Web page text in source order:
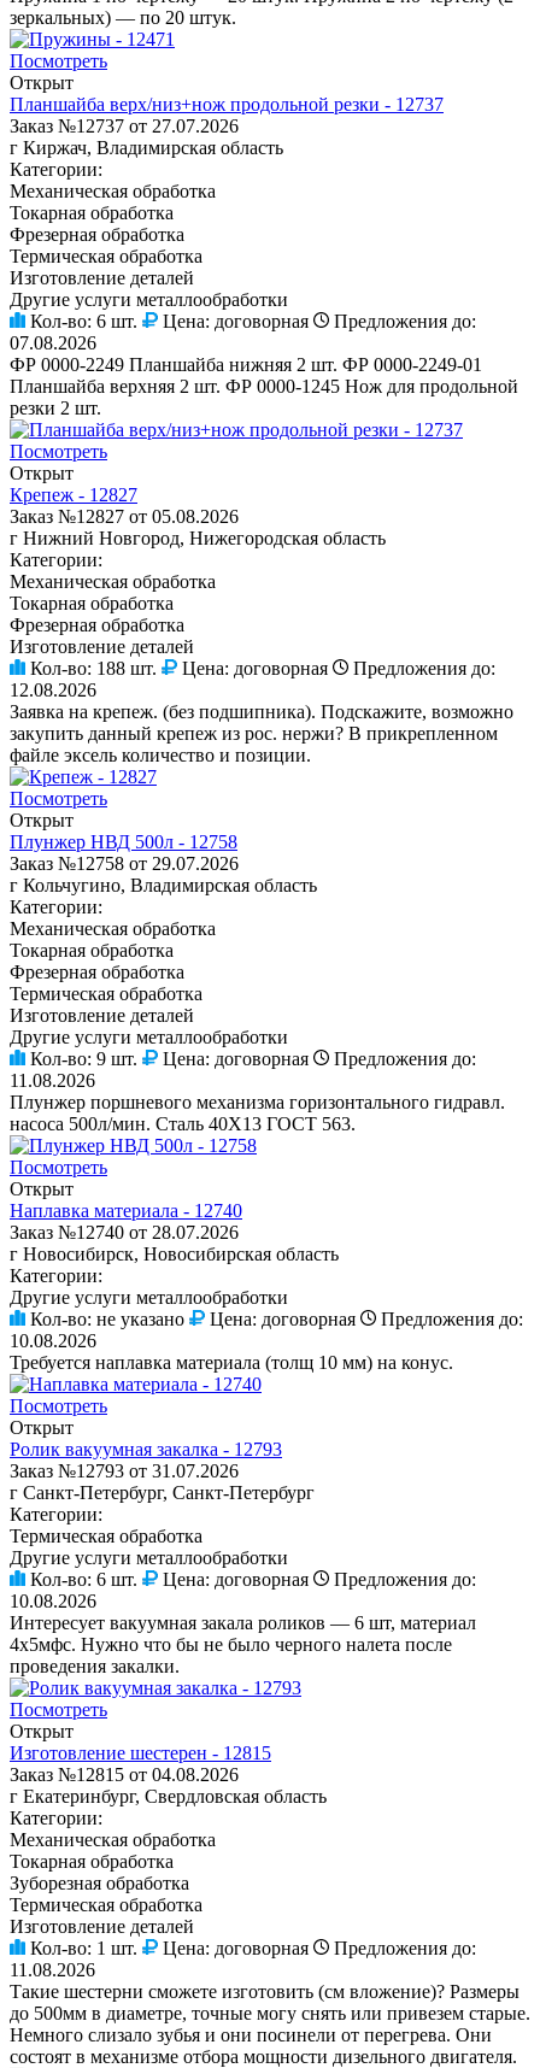
зеркальных) — по 20 штук.
Посмотреть
Открыт
Планшайба верх/низ+нож продольной резки - 12737
Заказ №12737 от 27.07.2026
г Киржач, Владимирская область
Категории:
Механическая обработка
Токарная обработка
Фрезерная обработка
Термическая обработка
Изготовление деталей
Другие услуги металлообработки
Кол-во: 6 шт. Цена: договорная
Предложения до:
07.08.2026
ФР 0000-2249 Планшайба нижняя 2 шт. ФР 0000-2249-01
Планшайба верхняя 2 шт. ФР 0000-1245 Нож для продольной
резки 2 шт.
Посмотреть
Открыт
Крепеж - 12827
Заказ №12827 от 05.08.2026
г Нижний Новгород, Нижегородская область
Категории:
Механическая обработка
Токарная обработка
Фрезерная обработка
Изготовление деталей
Кол-во: 188 шт. Цена: договорная
Предложения до:
12.08.2026
Заявка на крепеж. (без подшипника). Подскажите, возможно
закупить данный крепеж из рос. нержи? В прикрепленном
файле эксель количество и позиции.
Посмотреть
Открыт
Плунжер НВД 500л - 12758
Заказ №12758 от 29.07.2026
г Кольчугино, Владимирская область
Категории:
Механическая обработка
Токарная обработка
Фрезерная обработка
Термическая обработка
Изготовление деталей
Другие услуги металлообработки
Кол-во: 9 шт. Цена: договорная
Предложения до:
11.08.2026
Плунжер поршневого механизма горизонтального гидравл.
насоса 500л/мин. Сталь 40Х13 ГОСТ 563.
Посмотреть
Открыт
Наплавка материала - 12740
Заказ №12740 от 28.07.2026
г Новосибирск, Новосибирская область
Категории:
Другие услуги металлообработки
Кол-во: не указано Цена: договорная
Предложения до:
10.08.2026
Требуется наплавка материала (толщ 10 мм) на конус.
Посмотреть
Открыт
Ролик вакуумная закалка - 12793
Заказ №12793 от 31.07.2026
г Санкт-Петербург, Санкт-Петербург
Категории:
Термическая обработка
Другие услуги металлообработки
Кол-во: 6 шт. Цена: договорная
Предложения до:
10.08.2026
Интересует вакуумная закала роликов — 6 шт, материал
4х5мфс. Нужно что бы не было черного налета после
проведения закалки.
Посмотреть
Открыт
Изготовление шестерен - 12815
Заказ №12815 от 04.08.2026
г Екатеринбург, Свердловская область
Категории:
Механическая обработка
Токарная обработка
Зуборезная обработка
Термическая обработка
Изготовление деталей
Кол-во: 1 шт. Цена: договорная
Предложения до:
11.08.2026
Такие шестерни сможете изготовить (см вложение)? Размеры
до 500мм в диаметре, точные могу снять или привезем старые.
Немного слизало зубья и они посинели от перегрева. Они
состоят в механизме отбора мощности дизельного двигателя.